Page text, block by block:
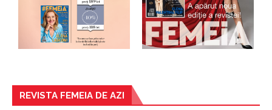
REVISTA FEMEIA DE AZI